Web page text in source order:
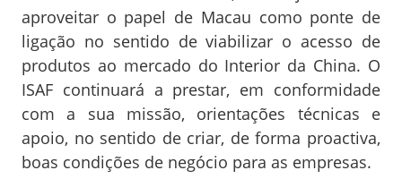
aproveitar o papel de Macau como ponte de
ligação no sentido de viabilizar o acesso de
produtos ao mercado do Interior da China. O
ISAF continuará a prestar, em conformidade
com a sua missão, orientações técnicas e
apoio, no sentido de criar, de forma proactiva,
boas condições de negócio para as empresas.